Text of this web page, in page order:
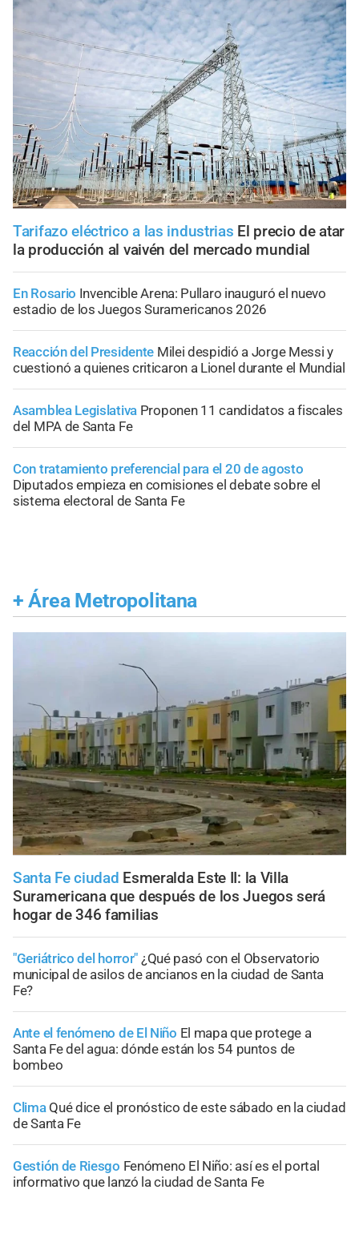
Tarifazo eléctrico a las industrias El precio de atar
la producción al vaivén del mercado mundial
En Rosario Invencible Arena: Pullaro inauguró el nuevo
estadio de los Juegos Suramericanos 2026
Reacción del Presidente Milei despidió a Jorge Messi y
cuestionó a quienes criticaron a Lionel durante el Mundial
Asamblea Legislativa Proponen 11 candidatos a fiscales
del MPA de Santa Fe
Con tratamiento preferencial para el 20 de agosto
Diputados empieza en comisiones el debate sobre el
sistema electoral de Santa Fe
+ Área Metropolitana
Santa Fe ciudad Esmeralda Este II: la Villa
Suramericana que después de los Juegos será
hogar de 346 familias
"Geriátrico del horror" ¿Qué pasó con el Observatorio
municipal de asilos de ancianos en la ciudad de Santa
Fe?
Ante el fenómeno de El Niño El mapa que protege a
Santa Fe del agua: dónde están los 54 puntos de
bombeo
Clima Qué dice el pronóstico de este sábado en la ciudad
de Santa Fe
Gestión de Riesgo Fenómeno El Niño: así es el portal
informativo que lanzó la ciudad de Santa Fe